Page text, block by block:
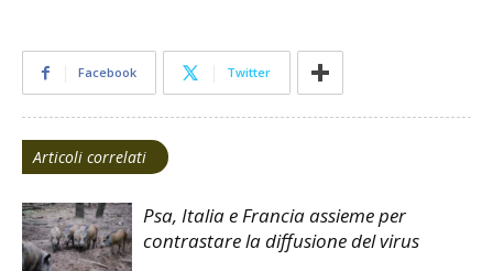
Facebook Twitter
Articoli correlati
Psa, Italia e Francia assieme per
contrastare la diffusione del virus